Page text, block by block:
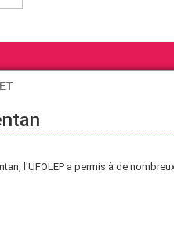
l'UFOLEP a permis à de